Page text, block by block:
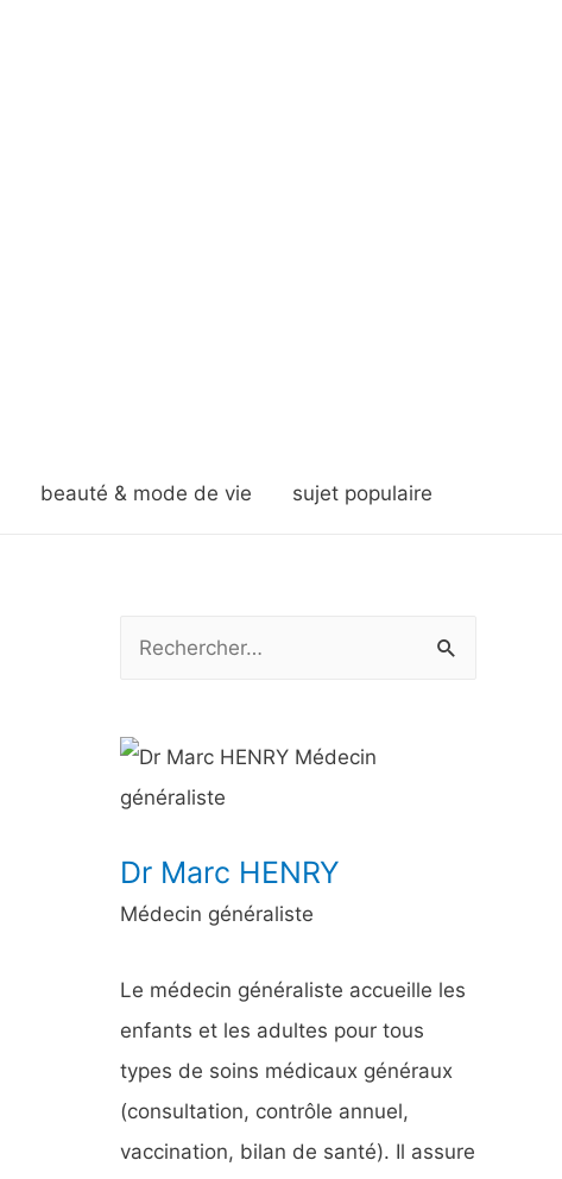
beauté & mode de vie sujet populaire
h
e
c
h
r
:
Dr Marc HENRY
Médecin généraliste
Le médecin généraliste accueille les
enfants et les adultes pour tous
types de soins médicaux généraux
(consultation, contrôle annuel,
vaccination, bilan de santé). Il assure